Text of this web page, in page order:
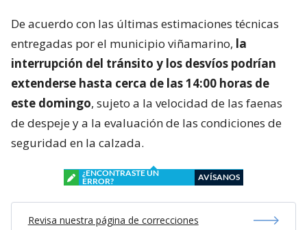
De acuerdo con las últimas estimaciones técnicas
entregadas por el municipio viñamarino, la
interrupción del tránsito y los desvíos podrían
extenderse hasta cerca de las 14:00 horas de
este domingo, sujeto a la velocidad de las faenas
de despeje y a la evaluación de las condiciones de
seguridad en la calzada.
¿ENCONTRASTE UN
ERROR?
AVÍSANOS
Revisa nuestra página de correcciones